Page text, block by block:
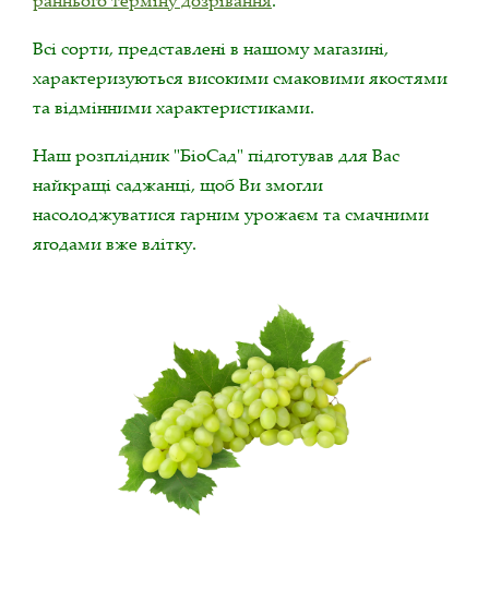
Всі сорти, представлені в нашому магазині,
характеризуються високими смаковими якостями
та відмінними характеристиками.
Наш розплідник "БіоСад" підготував для Вас
найкращі саджанці, щоб Ви змогли
насолоджуватися гарним урожаєм та смачними
ягодами вже влітку.